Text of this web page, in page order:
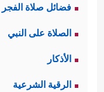
فضائل صلاة الفجر
الصلاة على النبي
الأذكار
الرقية الشرعية